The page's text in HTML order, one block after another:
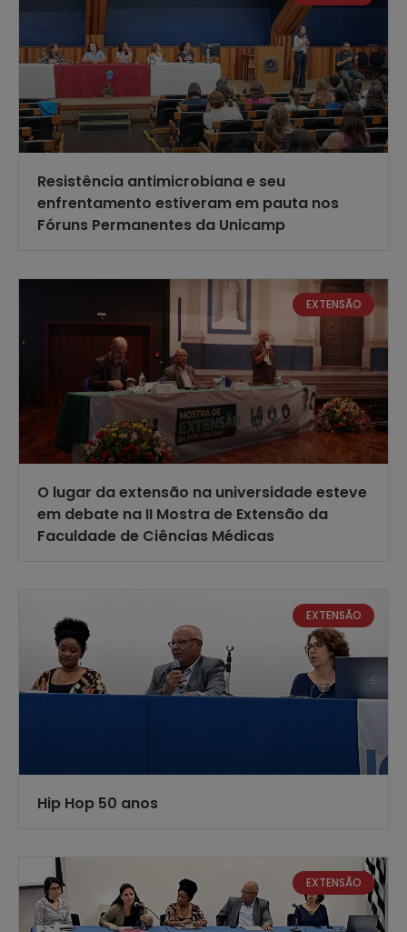
Resistência antimicrobiana e seu
enfrentamento estiveram em pauta nos
Fóruns Permanentes da Unicamp
EXTENSÃO
O lugar da extensão na universidade esteve
em debate na II Mostra de Extensão da
Faculdade de Ciências Médicas
EXTENSÃO
Hip Hop 50 anos
EXTENSÃO